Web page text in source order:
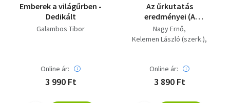
Emberek a világűrben -
Dedikált
Galambos Tibor
Online ár:
3 990 Ft
Az űrkutatás
eredményei (A
rakétatechnika: a
világűr kulcsa / Újfajta
Információátvitel a
világűrből /
Mesterséges holdak.
Nagy Ernő
Kelemen László (szerk.)
Online ár:
3 890 Ft